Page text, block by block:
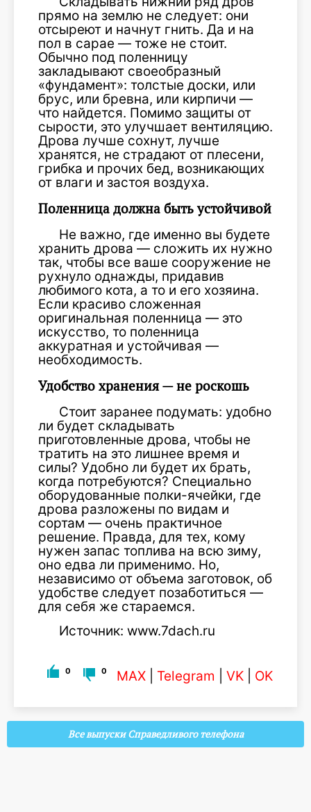
прямо на землю не следует: они
отсыреют и начнут гнить. Да и на
пол в сарае — тоже не стоит.
Обычно под поленницу
закладывают своеобразный
«фундамент»: толстые доски, или
брус, или бревна, или кирпичи —
что найдется. Помимо защиты от
сырости, это улучшает вентиляцию.
Дрова лучше сохнут, лучше
хранятся, не страдают от плесени,
грибка и прочих бед, возникающих
от влаги и застоя воздуха.
Поленница должна быть устойчивой
Не важно, где именно вы будете
хранить дрова — сложить их нужно
так, чтобы все ваше сооружение не
рухнуло однажды, придавив
любимого кота, а то и его хозяина.
Если красиво сложенная
оригинальная поленница — это
искусство, то поленница
аккуратная и устойчивая —
необходимость.
Удобство хранения — не роскошь
Стоит заранее подумать: удобно
ли будет складывать
приготовленные дрова, чтобы не
тратить на это лишнее время и
силы? Удобно ли будет их брать,
когда потребуются? Специально
оборудованные полки-ячейки, где
дрова разложены по видам и
сортам — очень практичное
решение. Правда, для тех, кому
нужен запас топлива на всю зиму,
оно едва ли применимо. Но,
независимо от объема заготовок, об
удобстве следует позаботиться —
для себя же стараемся.
Источник: www.7dach.ru
0 0 MAX Telegram VK OK
Все выпуски Справедливого телефона